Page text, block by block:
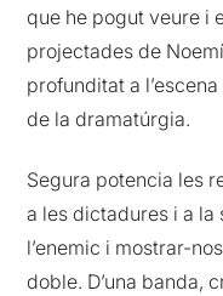
que he pogut veure i
projectades de
profunditat a
de la dramatúrgia.
Segura potencia les
a les dictadures i a
l’enemic i mostrar-
doble. D’una banda,